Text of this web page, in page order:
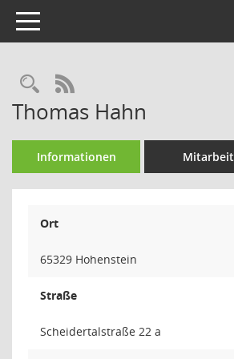
Toggle navigation
Rechercheauswahl
RSS-Feed
Thomas Hahn
Informationen Mitarbeit
Ort
65329 Hohenstein
Straße
Scheidertalstraße 22 a